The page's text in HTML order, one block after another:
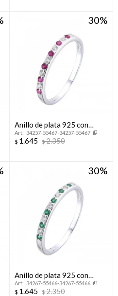
30
Anillo de plata 925 con
circonias, MEDIO SIN FIN.
34257-55467-34257-55467
$ 1.645 $2.350
30
Anillo de plata 925 con
circonias, MEDIO SIN FIN.
34267-55466-34267-55466
$ 1.645 $2.350